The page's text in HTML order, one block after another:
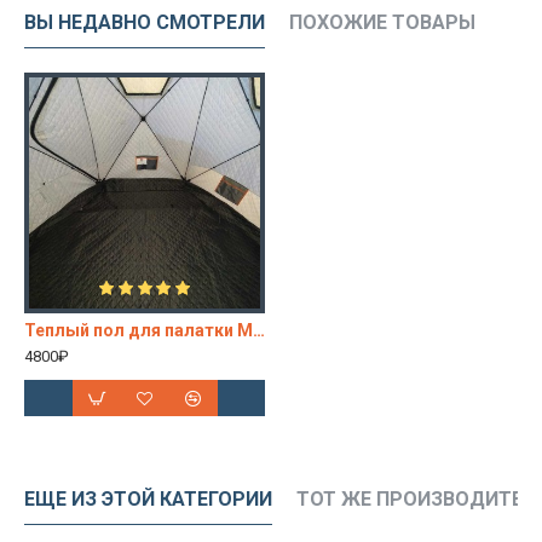
ВЫ НЕДАВНО СМОТРЕЛИ ПОХОЖИЕ ТОВАРЫ
Теплый пол для палатки Mir Camping MIR 2020 DX
4800₽
ЕЩЕ ИЗ ЭТОЙ КАТЕГОРИИ ТОТ ЖЕ